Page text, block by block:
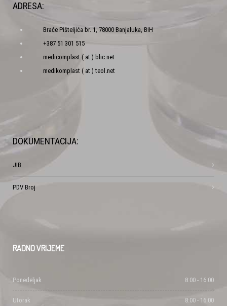
ADRESA:
Braće Pišteljića br. 1, 78000 Banjaluka, BiH
+387 51 301 515
medicomplast ( at ) blic.net
medikomplast ( at ) teol.net
DOKUMENTACIJA:
JIB
PDV Broj
RADNOVRIJEME
Ponedeljak 8:00 - 16:00
Utorak 8:00 - 16:00